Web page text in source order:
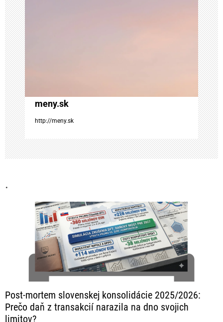
a
v
č
l
á
n
k
meny.sk
http://meny.sk
.
Post-mortem slovenskej konsolidácie 2025/2026:
Prečo daň z transakcií narazila na dno svojich
limitov?